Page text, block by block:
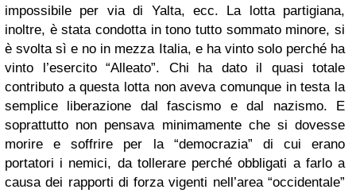
impossibile per via di Yalta, ecc. La lotta partigiana,
inoltre, è stata condotta in tono tutto sommato minore, si
è svolta sì e no in mezza Italia, e ha vinto solo perché ha
vinto l’esercito “Alleato”. Chi ha dato il quasi totale
contributo a questa lotta non aveva comunque in testa la
semplice liberazione dal fascismo e dal nazismo. E
soprattutto non pensava minimamente che si dovesse
morire e soffrire per la “democrazia” di cui erano
portatori i nemici, da tollerare perché obbligati a farlo a
causa dei rapporti di forza vigenti nell’area “occidentale”